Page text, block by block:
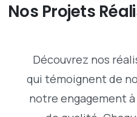
Nos Projets
Découvrez nos
qui témoignent de
notre engagement